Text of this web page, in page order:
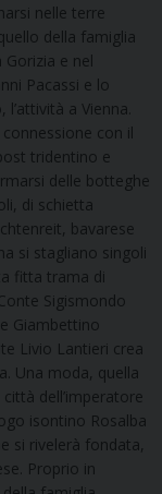
nelle terre
della famiglia
Gorizia e nel
Pacassi e lo
a Vienna.
con il
tridentino e
delle botteghe
di schietta
bavarese
si stagliano singoli
fitta trama di
Sigismondo
Giambettino
Livio Lantieri crea
Una moda, quella
dell’imperatore
isontino Rosalba
si rivelerà fondata,
Proprio in